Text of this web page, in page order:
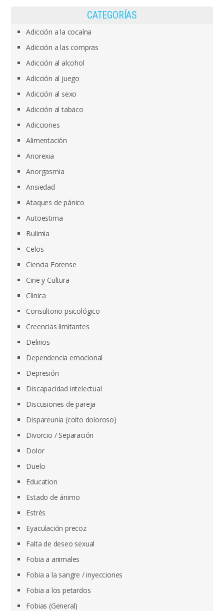
CATEGORÍAS
Adicción a la cocaína
Adicción a las compras
Adicción al alcohol
Adicción al juego
Adicción al sexo
Adicción al tabaco
Adicciones
Alimentación
Anorexia
Anorgasmia
Ansiedad
Ataques de pánico
Autoestima
Bulimia
Celos
Ciencia Forense
Cine y Cultura
Clínica
Consultorio psicológico
Creencias limitantes
Delirios
Dependencia emocional
Depresión
Discapacidad intelectual
Discusiones de pareja
Dispareunia (coito doloroso)
Divorcio / Separación
Dolor
Duelo
Education
Estado de ánimo
Estrés
Eyaculación precoz
Falta de deseo sexual
Fobia a animales
Fobia a la sangre / inyecciones
Fobia a los petardos
Fobias (General)